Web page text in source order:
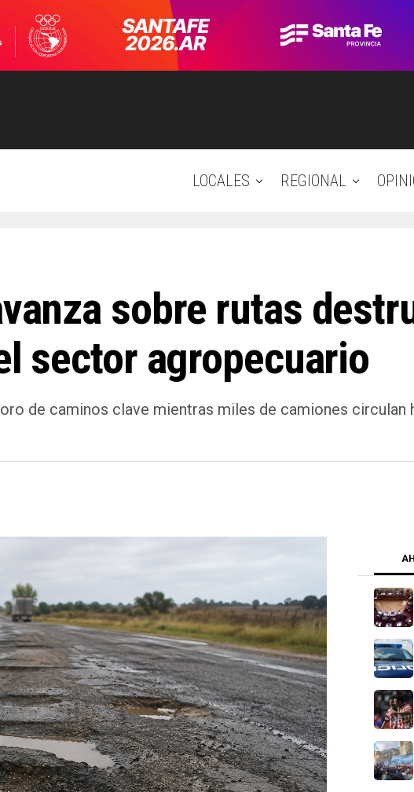
LOCALES REGIONAL
sobre rutas
sector agropecuario
de caminos clave mientras miles de camiones circulan